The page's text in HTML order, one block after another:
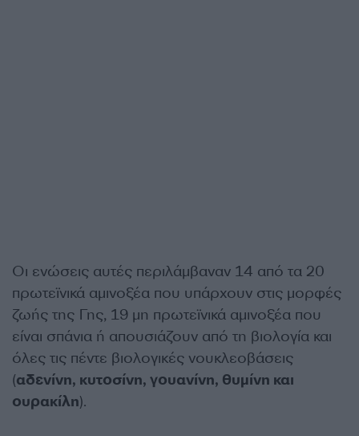
Οι ενώσεις αυτές περιλάμβαναν 14 από τα 20
πρωτεϊνικά αμινοξέα που υπάρχουν στις μορφές
ζωής της Γης, 19 μη πρωτεϊνικά αμινοξέα που
είναι σπάνια ή απουσιάζουν από τη βιολογία και
όλες τις πέντε βιολογικές νουκλεοβάσεις
(αδενίνη, κυτοσίνη, γουανίνη, θυμίνη και
ουρακίλη).